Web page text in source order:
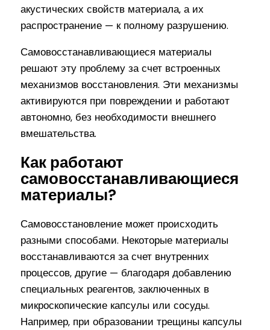
акустических свойств материала, а их
распространение — к полному разрушению.
Самовосстанавливающиеся материалы
решают эту проблему за счет встроенных
механизмов восстановления. Эти механизмы
активируются при повреждении и работают
автономно, без необходимости внешнего
вмешательства.
Как работают
самовосстанавливающиеся
материалы?
Самовосстановление может происходить
разными способами. Некоторые материалы
восстанавливаются за счет внутренних
процессов, другие — благодаря добавлению
специальных реагентов, заключенных в
микроскопические капсулы или сосуды.
Например, при образовании трещины капсулы